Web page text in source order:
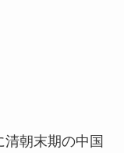
朝末期の中国